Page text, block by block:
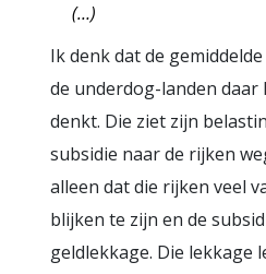
(…)
Ik denk dat de
de underdog-landen daar
denkt. Die ziet zijn
subsidie naar de rijken
alleen dat die rijken veel
blijken te zijn en de
geldlekkage. Die lekkage